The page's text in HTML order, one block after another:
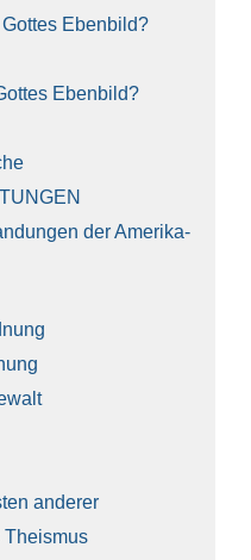
Eben­bild?
Eben­bild?
der Ame­ri­ka­
ande­rer
The­is­mus